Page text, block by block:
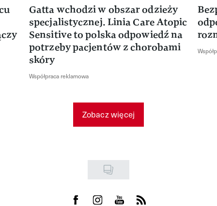
Gatta wchodzi w obszar odzieży
specjalistycznej. Linia Care Atopic
Sensitive to polska odpowiedź na
potrzeby pacjentów z chorobami
skóry
Współpraca reklamowa
Zobacz więcej
Visit us on Facebook
Visit us on Instagram
Visit us on Youtube
Visit us on Rss